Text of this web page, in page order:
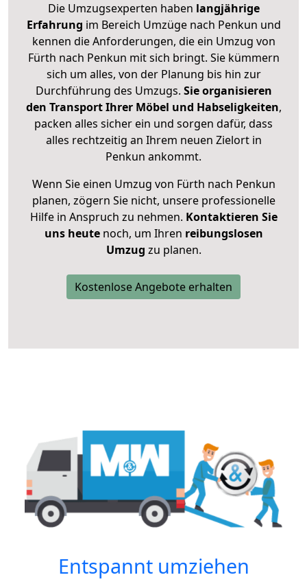
Die Umzugsexperten haben langjährige
Erfahrung im Bereich Umzüge nach Penkun und
kennen die Anforderungen, die ein Umzug von
Fürth nach Penkun mit sich bringt. Sie kümmern
sich um alles, von der Planung bis hin zur
Durchführung des Umzugs. Sie organisieren
den Transport Ihrer Möbel und Habseligkeiten,
packen alles sicher ein und sorgen dafür, dass
alles rechtzeitig an Ihrem neuen Zielort in
Penkun ankommt.
Wenn Sie einen Umzug von Fürth nach Penkun
planen, zögern Sie nicht, unsere professionelle
Hilfe in Anspruch zu nehmen. Kontaktieren Sie
uns heutenoch, um Ihren reibungslosen
Umzug zu planen.
Kostenlose Angebote erhalten
Entspannt umziehen